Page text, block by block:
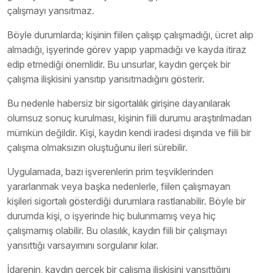
çalışmayı yansıtmaz.
Böyle durumlarda; kişinin fiilen çalışıp çalışmadığı, ücret alıp
almadığı, işyerinde görev yapıp yapmadığı ve kayda itiraz
edip etmediği önemlidir. Bu unsurlar, kaydın gerçek bir
çalışma ilişkisini yansıtıp yansıtmadığını gösterir.
Bu nedenle habersiz bir sigortalılık girişine dayanılarak
olumsuz sonuç kurulması, kişinin fiili durumu araştırılmadan
mümkün değildir. Kişi, kaydın kendi iradesi dışında ve fiili bir
çalışma olmaksızın oluştuğunu ileri sürebilir.
Uygulamada, bazı işverenlerin prim teşviklerinden
yararlanmak veya başka nedenlerle, fiilen çalışmayan
kişileri sigortalı gösterdiği durumlara rastlanabilir. Böyle bir
durumda kişi, o işyerinde hiç bulunmamış veya hiç
çalışmamış olabilir. Bu olasılık, kaydın fiili bir çalışmayı
yansıttığı varsayımını sorgulanır kılar.
İdarenin, kaydın gerçek bir çalışma ilişkisini yansıttığını